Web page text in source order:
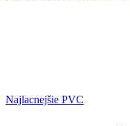
Najlacnejšie PVC